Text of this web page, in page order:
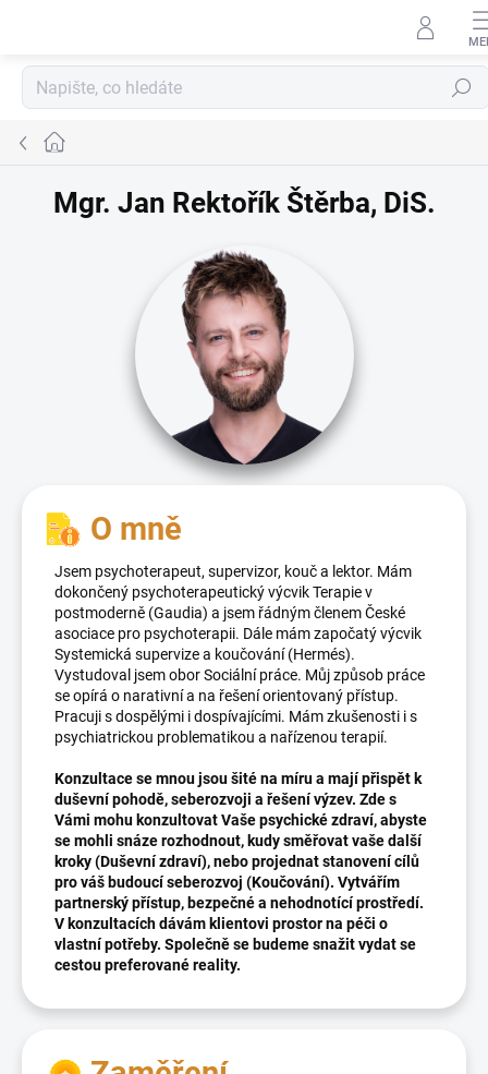
Hledat
Domů
Mgr. Jan Rektořík Štěrba, DiS.
O mně
Jsem psychoterapeut, supervizor, kouč a lektor. Mám
dokončený psychoterapeutický výcvik Terapie v
postmoderně (Gaudia) a jsem řádným členem České
asociace pro psychoterapii. Dále mám započatý výcvik
Systemická supervize a koučování (Hermés).
Vystudoval jsem obor Sociální práce. Můj způsob práce
se opírá o narativní a na řešení orientovaný přístup.
Pracuji s dospělými i dospívajícími. Mám zkušenosti i s
psychiatrickou problematikou a nařízenou terapií.
Konzultace se mnou jsou šité na míru a mají přispět k
duševní pohodě, seberozvoji a řešení výzev. Zde s
Vámi mohu konzultovat Vaše psychické zdraví, abyste
se mohli snáze rozhodnout, kudy směřovat vaše další
kroky (Duševní zdraví), nebo projednat stanovení cílů
pro váš budoucí seberozvoj (Koučování). Vytvářím
partnerský přístup, bezpečné a nehodnotící prostředí.
V konzultacích dávám klientovi prostor na péči o
vlastní potřeby. Společně se budeme snažit vydat se
cestou preferované reality.